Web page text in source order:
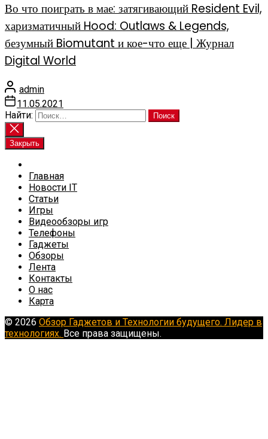
Во что поиграть в мае: затягивающий Resident Evil,
харизматичный Hood: Outlaws & Legends,
безумный Biomutant и кое-что еще | Журнал
Digital World
admin
11.05.2021
Найти:
Закрыть
Главная
Новости IT
Статьи
Игры
Видеообзоры игр
Телефоны
Гаджеты
Обзоры
Лента
Контакты
О нас
Карта
© 2026 Обзор Гаджетов и Технологии будущего. Лидер в
технологиях. Все права защищены.